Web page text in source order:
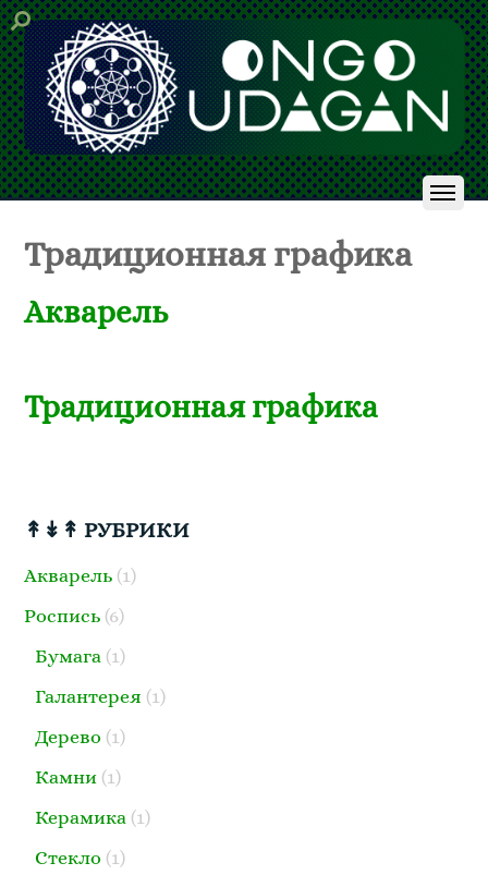
Традиционная графика
Акварель
Традиционная графика
↟↡↟ РУБРИКИ
Акварель (1)
Роспись (6)
Бумага (1)
Галантерея (1)
Дерево (1)
Камни (1)
Керамика (1)
Стекло (1)